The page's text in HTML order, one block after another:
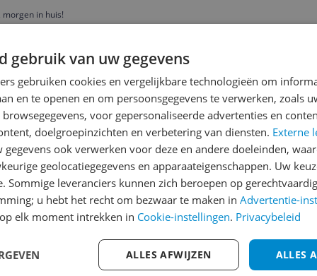
in huis!
Gratis bezorgd > €20,-
1m 3m Jaar Alles
gebruik van uw gegevens
gebruiken cookies en vergelijkbare technologieën om
en te openen en om persoonsgegevens te verwerken, zoals
voor gepersonaliseerde advertenties en
doelgroepinzichten en verbetering van diensten. Externe
gegevens ook verwerken voor deze en andere doeleinden,
geolocatiegegevens en apparaateigenschappen. Uw
Sommige leveranciers kunnen zich beroepen op
u hebt het recht om bezwaar te maken in Advertentie-
elk moment intrekken in Cookie-instellingen. Privacybeleid
ALLES
ALLES AFWIJZEN